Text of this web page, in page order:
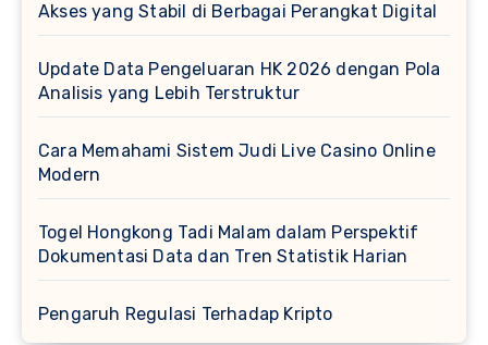
Akses yang Stabil di Berbagai Perangkat Digital
Update Data Pengeluaran HK 2026 dengan Pola
Analisis yang Lebih Terstruktur
Cara Memahami Sistem Judi Live Casino Online
Modern
Togel Hongkong Tadi Malam dalam Perspektif
Dokumentasi Data dan Tren Statistik Harian
Pengaruh Regulasi Terhadap Kripto